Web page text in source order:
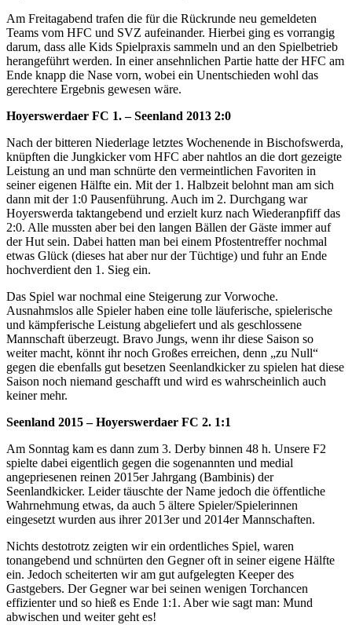
Am Freitagabend trafen die für die Rückrunde neu gemeldeten
Teams vom HFC und SVZ aufeinander. Hierbei ging es vorrangig
darum, dass alle Kids Spielpraxis sammeln und an den Spielbetrieb
herangeführt werden. In einer ansehnlichen Partie hatte der HFC am
Ende knapp die Nase vorn, wobei ein Unentschieden wohl das
gerechtere Ergebnis gewesen wäre.
Hoyerswerdaer FC 1. – Seenland 2013 2:0
Nach der bitteren Niederlage letztes Wochenende in Bischofswerda,
knüpften die Jungkicker vom HFC aber nahtlos an die dort gezeigte
Leistung an und man schnürte den vermeintlichen Favoriten in
seiner eigenen Hälfte ein. Mit der 1. Halbzeit belohnt man am sich
dann mit der 1:0 Pausenführung. Auch im 2. Durchgang war
Hoyerswerda taktangebend und erzielt kurz nach Wiederanpfiff das
2:0. Alle mussten aber bei den langen Bällen der Gäste immer auf
der Hut sein. Dabei hatten man bei einem Pfostentreffer nochmal
etwas Glück (dieses hat aber nur der Tüchtige) und fuhr an Ende
hochverdient den 1. Sieg ein.
Das Spiel war nochmal eine Steigerung zur Vorwoche.
Ausnahmslos alle Spieler haben eine tolle läuferische, spielerische
und kämpferische Leistung abgeliefert und als geschlossene
Mannschaft überzeugt. Bravo Jungs, wenn ihr diese Saison so
weiter macht, könnt ihr noch Großes erreichen, denn „zu Null“
gegen die ebenfalls gut besetzen Seenlandkicker zu spielen hat diese
Saison noch niemand geschafft und wird es wahrscheinlich auch
keiner mehr.
Seenland 2015 – Hoyerswerdaer FC 2. 1:1
Am Sonntag kam es dann zum 3. Derby binnen 48 h. Unsere F2
spielte dabei eigentlich gegen die sogenannten und medial
angepriesenen reinen 2015er Jahrgang (Bambinis) der
Seenlandkicker. Leider täuschte der Name jedoch die öffentliche
Wahrnehmung etwas, da auch 5 ältere Spieler/Spielerinnen
eingesetzt wurden aus ihrer 2013er und 2014er Mannschaften.
Nichts destotrotz zeigten wir ein ordentliches Spiel, waren
tonangebend und schnürten den Gegner oft in seiner eigene Hälfte
ein. Jedoch scheiterten wir am gut aufgelegten Keeper des
Gastgebers. Der Gegner war bei seinen wenigen Torchancen
effizienter und so hieß es Ende 1:1. Aber wie sagt man: Mund
abwischen und weiter geht es!